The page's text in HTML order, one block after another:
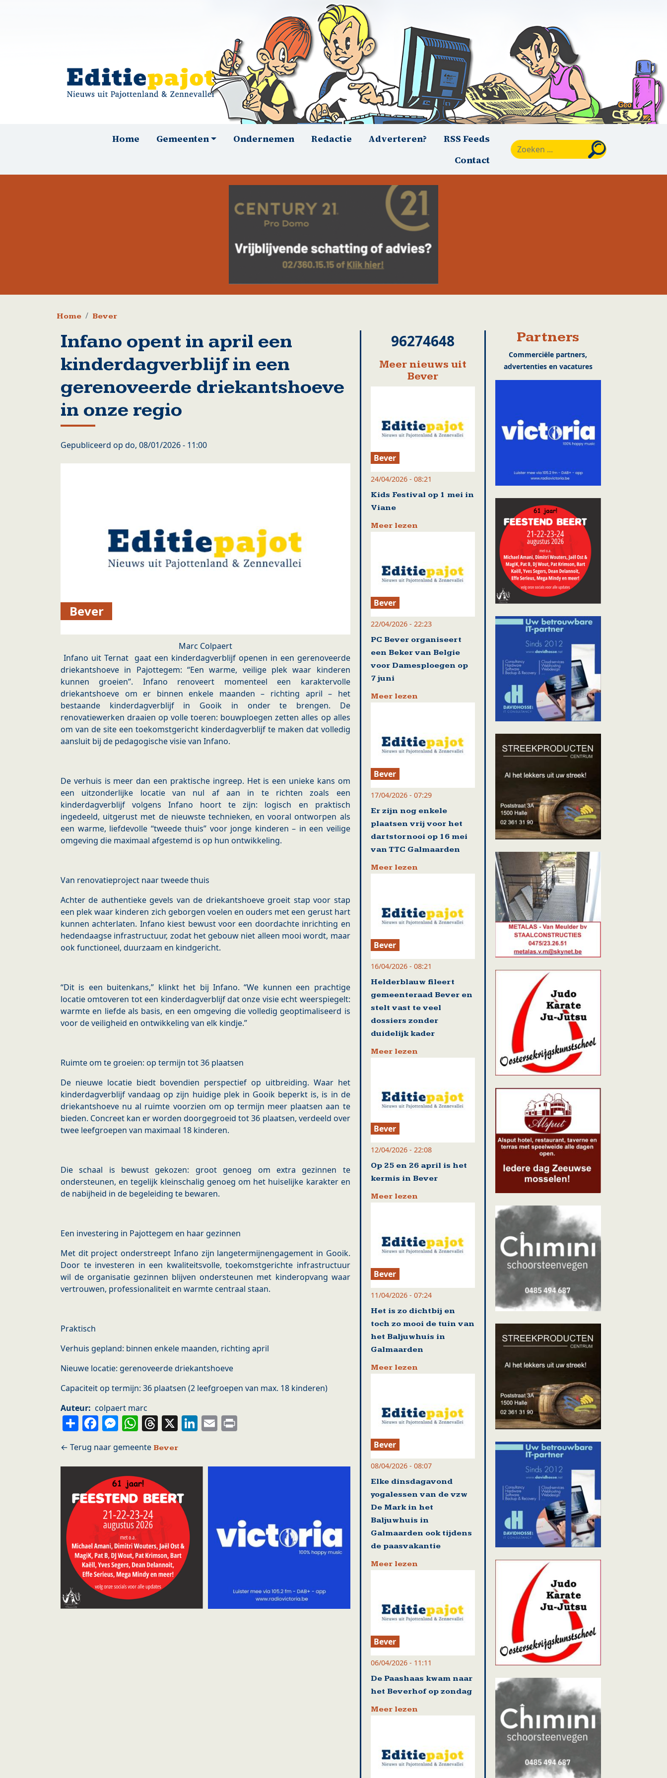
HoofdnavigatieHome Gemeenten Ondernemen Redactie Adverteren?
RSS Feeds
Contact
Kruimelpad
Home Bever
Infano opent in april een
kinderdagverblijf in een
gerenoveerde driekantshoeve
in onze regio
Gepubliceerd op do, 08/01/2026 - 11:00
Bever
Marc Colpaert
Infano uit Ternat gaat een kinderdagverblijf openen in een gerenoveerde
driekantshoeve in Pajottegem: “Een warme, veilige plek waar kinderen
kunnen groeien”. Infano renoveert momenteel een karaktervolle
driekantshoeve om er binnen enkele maanden – richting april – het
bestaande kinderdagverblijf in Gooik in onder te brengen. De
renovatiewerken draaien op volle toeren: bouwploegen zetten alles op alles
om van de site een toekomstgericht kinderdagverblijf te maken dat volledig
aansluit bij de pedagogische visie van Infano.
De verhuis is meer dan een praktische ingreep. Het is een unieke kans om
een uitzonderlijke locatie van nul af aan in te richten zoals een
kinderdagverblijf volgens Infano hoort te zijn: logisch en praktisch
ingedeeld, uitgerust met de nieuwste technieken, en vooral ontworpen als
een warme, liefdevolle “tweede thuis” voor jonge kinderen – in een veilige
omgeving die maximaal afgestemd is op hun ontwikkeling.
Van renovatieproject naar tweede thuis
Achter de authentieke gevels van de driekantshoeve groeit stap voor stap
een plek waar kinderen zich geborgen voelen en ouders met een gerust hart
kunnen achterlaten. Infano kiest bewust voor een doordachte inrichting en
hedendaagse infrastructuur, zodat het gebouw niet alleen mooi wordt, maar
ook functioneel, duurzaam en kindgericht.
“Dit is een buitenkans,” klinkt het bij Infano. “We kunnen een prachtige
locatie omtoveren tot een kinderdagverblijf dat onze visie echt weerspiegelt:
warmte en liefde als basis, en een omgeving die volledig geoptimaliseerd is
voor de veiligheid en ontwikkeling van elk kindje.”
Ruimte om te groeien: op termijn tot 36 plaatsen
De nieuwe locatie biedt bovendien perspectief op uitbreiding. Waar het
kinderdagverblijf vandaag op zijn huidige plek in Gooik beperkt is, is in de
driekantshoeve nu al ruimte voorzien om op termijn meer plaatsen aan te
bieden. Concreet kan er worden doorgegroeid tot 36 plaatsen, verdeeld over
twee leefgroepen van maximaal 18 kinderen.
Die schaal is bewust gekozen: groot genoeg om extra gezinnen te
ondersteunen, en tegelijk kleinschalig genoeg om het huiselijke karakter en
de nabijheid in de begeleiding te bewaren.
Een investering in Pajottegem en haar gezinnen
Met dit project onderstreept Infano zijn langetermijnengagement in Gooik.
Door te investeren in een kwaliteitsvolle, toekomstgerichte infrastructuur
wil de organisatie gezinnen blijven ondersteunen met kinderopvang waar
vertrouwen, professionaliteit en warmte centraal staan.
Praktisch
Verhuis gepland: binnen enkele maanden, richting april
Nieuwe locatie: gerenoveerde driekantshoeve
Capaciteit op termijn: 36 plaatsen (2 leefgroepen van max. 18 kinderen)
Auteur colpaert marc
ShareFacebook
Messenger
WhatsApp
Threads
X LinkedIn
Email
Bever
96274648
Meer nieuws uit
Bever
Bever
24/04/2026 - 08:21
Kids Festival op 1 mei in
Viane
Meer lezen
Bever
22/04/2026 - 22:23
PC Bever organiseert
een Beker van Belgie
voor Damesploegen op
7 juni
Meer lezen
Bever
17/04/2026 - 07:29
Er zijn nog enkele
plaatsen vrij voor het
dartstornooi op 16 mei
van TTC Galmaarden
Meer lezen
Bever
16/04/2026 - 08:21
Helderblauw fileert
gemeenteraad Bever en
stelt vast te veel
dossiers zonder
duidelijk kader
Meer lezen
Bever
12/04/2026 - 22:08
Op 25 en 26 april is het
kermis in Bever
Meer lezen
Bever
11/04/2026 - 07:24
Het is zo dichtbij en
toch zo mooi de tuin van
het Baljuwhuis in
Galmaarden
Meer lezen
Bever
08/04/2026 - 08:07
Elke dinsdagavond
yogalessen van de vzw
De Mark in het
Baljuwhuis in
Galmaarden ook tijdens
de paasvakantie
Meer lezen
Bever
06/04/2026 - 11:11
De Paashaas kwam naar
het Beverhof op zondag
Meer lezen
Partners
Commerciële partners,
advertenties en vacatures